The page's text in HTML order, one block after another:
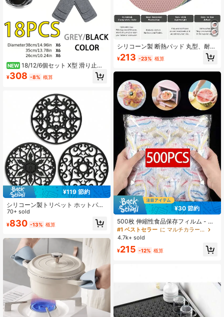
NEW 18/12/6個セット X型 滑り止め
フェルト鍋パッド - 引っかき傷防止
耐熱 多層キッチン用品保護パッド、
ッド/重ね置き鍋蓋プロテクター/鍋蓋
分離パッド、持ち運び可能な収納デ
ザイン、キッチンアクセサリー、多
¥308 -8% 概算
¥119 節約
シリコーン製トリベット ホットパッ
ド 台所用品 熱さまし 台カバー 3個セ
ット
70+ sold
¥830 -13% 概算
シリコーン製 断熱パッド 丸型、耐熱
滑り止め マット、ハニカム シリコー
ン キッチン&ダイニングテーブルマ
ングに適しています
¥213 -23% 概算
¥30 節約
500枚 伸縮性食品保存フィルム - 伸
縮性透明プレートカバー、再利用可
能、多機能、無臭キッチンラップ、
クに適しています - すべてのプレー
トサイズに対応、ピクニック必需品 |
#1 ベストセラー
に マルチカラー 食品カバー
4.7k+ sold
¥215 -12% 概算